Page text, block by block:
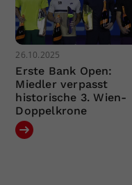
26.10.2025
Erste Bank Open:
Miedler verpasst
historische 3. Wien-
Doppelkrone